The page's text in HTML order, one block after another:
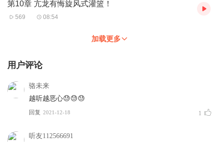
第10章 亢龙有悔旋风式灌篮！
569 08:54
加载更多
用户评论
骆未来
越听越恶心😓😓😓
回复 2021-12-18 1
听友112566691